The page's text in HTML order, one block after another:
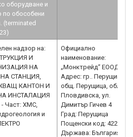
оборудване и
по обособени
(terminated
надзор на:
И
НА
СТАНЦИЯ,
КАНТОН И
ИНСТАЛАЦИЯ
Част: ХМС,
и
Официално
наименование:
„Монктрейд“ ЕООД
Адрес: гр.. Перущица,
общ. Перущица, обл.
Пловдивска, ул.
Димитър Гичев 4
Град: Перущица
Пощенски код: 4225
Държава: България